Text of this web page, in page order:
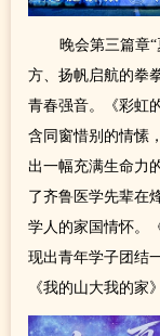
晚会第三篇章
方、扬帆启航的拳
青春强音。《彩虹
含同窗惜别的情愫
出一幅充满生命力
了齐鲁医学先辈在
学人的家国情怀。
现出青年学子团结
《我的山大我的家